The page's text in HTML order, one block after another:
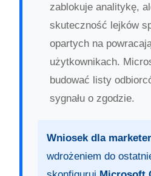
zablokuje analitykę,
skuteczność lejków
opartych na
użytkownikach.
budować listy
sygnału o zgodzie.
Wniosek dla
wdrożeniem do